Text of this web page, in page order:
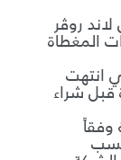
روڤر
المغطاة
انتهت
قبل شراء
وفقاً